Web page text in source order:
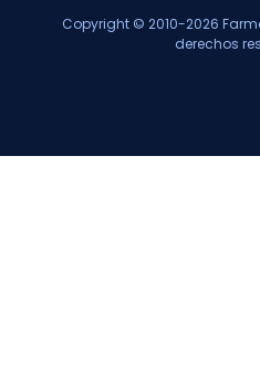
Copyright © 2010-2026
derechos